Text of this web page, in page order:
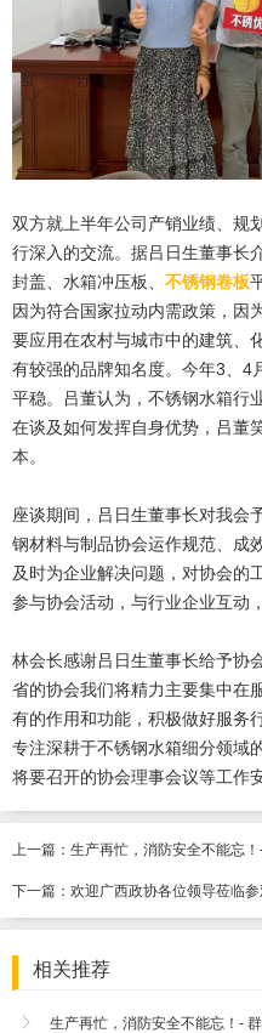
双方就上半年公司产销业绩、规
行深入的交流。据吕日生董事长
封盖、水箱冲压板、不锈钢卷板
因为符合国家拉动内需政策，因
要应用在农村与城市中的建筑、
有较强的品牌知名度。今年3、4
平稳。吕董认为，不锈钢水箱行
在谈及如何发挥自身优势，吕董
本。
座谈期间，吕日生董事长对我会
钢材料与制品协会运作规范、成
及时为企业解决问题，对协会的
参与协会活动，与行业企业互动
林会长感谢吕日生董事长给予协
省的协会我们将精力主要集中在
有的作用和功能，积极做好服务
专注深耕于不锈钢水箱细分领域
将要召开的协会理事会议等工作
上一篇：生产再忙，消防安全不能忘
下一篇：欢迎广西政协各位领导莅临
相关推荐
生产再忙，消防安全不能忘！-